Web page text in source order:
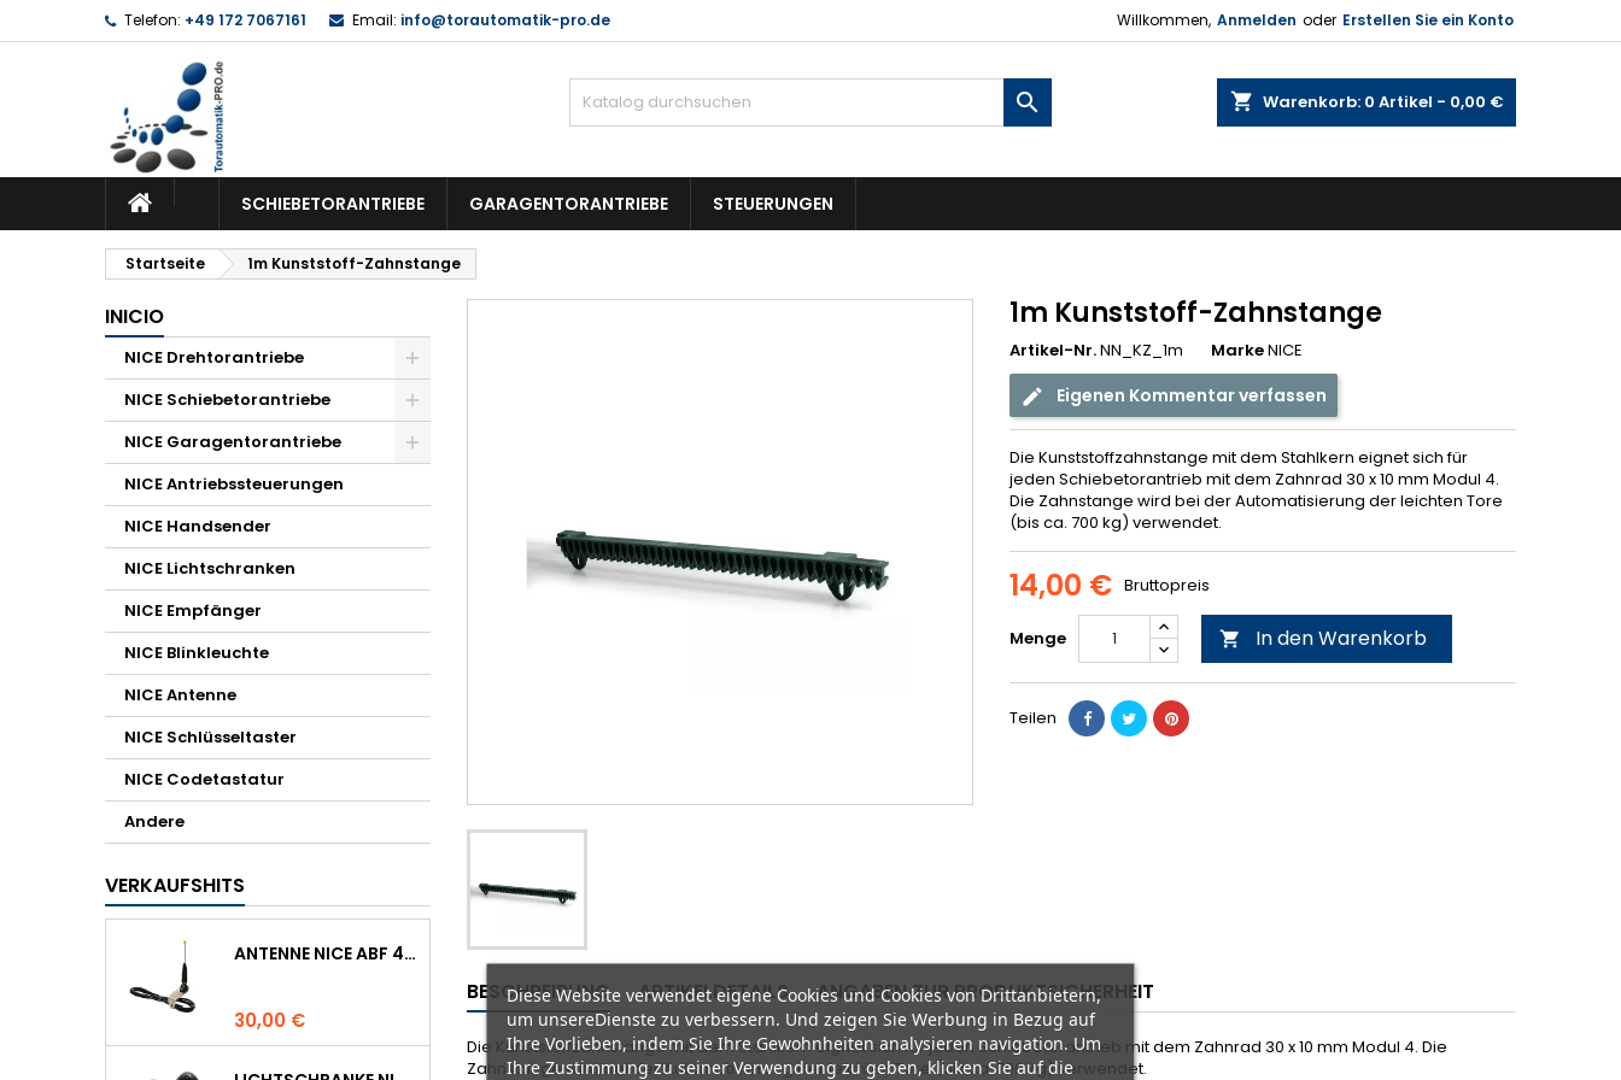
Telefon: +49 172 7067161 Email: info@torautomatik-pro.de Willkommen, Anmelden oder Erstellen Sie ein Konto
shopping_cart Warenkorb: 0 Artikel - 0,00 €

SCHIEBETORANTRIEBE GARAGENTORANTRIEBE STEUERUNGEN
Startseite 1m Kunststoff-Zahnstange
INICIO
NICE Drehtorantriebe
NICE Schiebetorantriebe
NICE Garagentorantriebe
NICE Antriebssteuerungen
NICE Handsender
NICE Lichtschranken
NICE Empfänger
NICE Blinkleuchte
NICE Antenne
NICE Schlüsseltaster
NICE Codetastatur
Andere
VERKAUFSHITS
ANTENNE NICE ABF 433.92 MHZ
Preis
30,00 €
1m Kunststoff-Zahnstange
Artikel-Nr.NN_KZ_1m MarkeNICE
Eigenen Kommentar verfassen
Die Kunststoffzahnstange mit dem Stahlkern eignet sich für
jeden Schiebetorantrieb mit dem Zahnrad 30 x 10 mm Modul 4.
Die Zahnstange wird bei der Automatisierung der leichten Tore
(bis ca. 700 kg) verwendet.
14,00 € Bruttopreis
Menge  In den Warenkorb
Teilen
BESCHREIBUNG ARTIKELDETAILS ANGABEN ZUR PRODUKTSICHERHEIT
Die Kunststoffzahnstange mit dem Stahlkern eignet sich für jeden Schiebetorantrieb mit dem Zahnrad 30 x 10 mm Modul 4. Die
Zahnstange wird bei der Automatisierung der leichten Tore (bis ca. 700 kg) verwendet.
Diese Website verwendet eigene Cookies und Cookies von Drittanbietern,
um unsereDienste zu verbessern. Und zeigen Sie Werbung in Bezug auf
Ihre Vorlieben, indem Sie Ihre Gewohnheiten analysieren navigation. Um
Ihre Zustimmung zu seiner Verwendung zu geben, klicken Sie auf die